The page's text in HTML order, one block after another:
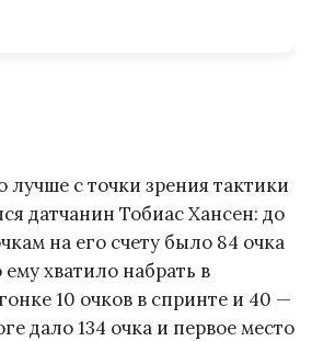
лучше с точки зрения тактики
датчанин Тобиас Хансен: до
на его счету было 84 очка
хватило набрать в
10 очков в спринте и 40 —
дало 134 очка и первое место